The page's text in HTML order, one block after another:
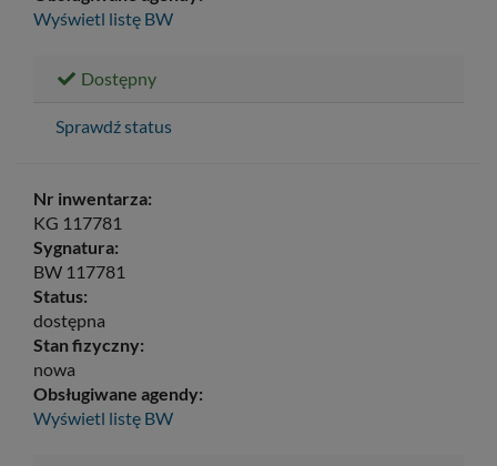
Wyświetl listę BW
Dostępny
Sprawdź status
Nr inwentarza:
KG 117781
Sygnatura:
BW 117781
Status:
dostępna
Stan fizyczny:
nowa
Obsługiwane agendy:
Wyświetl listę BW